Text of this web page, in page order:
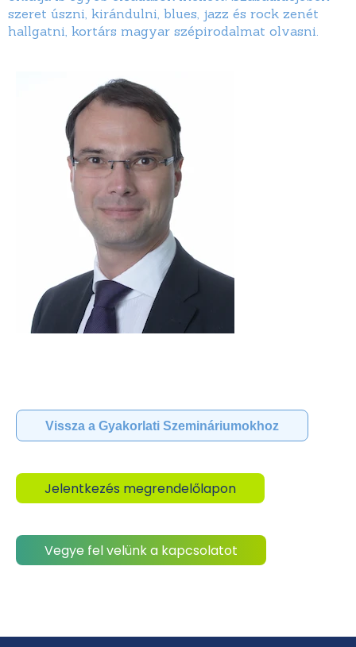
szeret úszni, kirándulni, blues, jazz és rock zenét
hallgatni, kortárs magyar szépirodalmat olvasni.
Vissza a Gyakorlati Szemináriumokhoz
Jelentkezés megrendelőlapon
Vegye fel velünk a kapcsolatot